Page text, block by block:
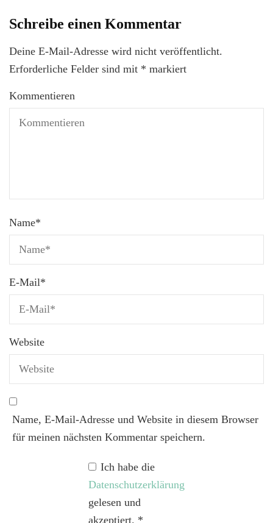
Schreibe einen Kommentar
Deine E-Mail-Adresse wird nicht veröffentlicht.
Erforderliche Felder sind mit * markiert
Kommentieren
Name*
E-Mail*
Website
Name, E-Mail-Adresse und Website in diesem Browser
für meinen nächsten Kommentar speichern.
Ich habe die
Datenschutzerklärung
gelesen und
akzeptiert. *